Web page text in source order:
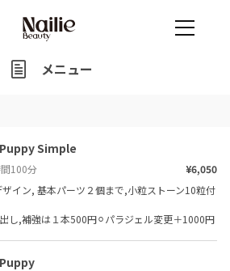
メニュー
Simple
100分
¥6,050
ザイン, 基本パーツ２個まで,小粒ストーン10粒付
し,補強は１本500円⚪︎パラジェル変更＋1000円